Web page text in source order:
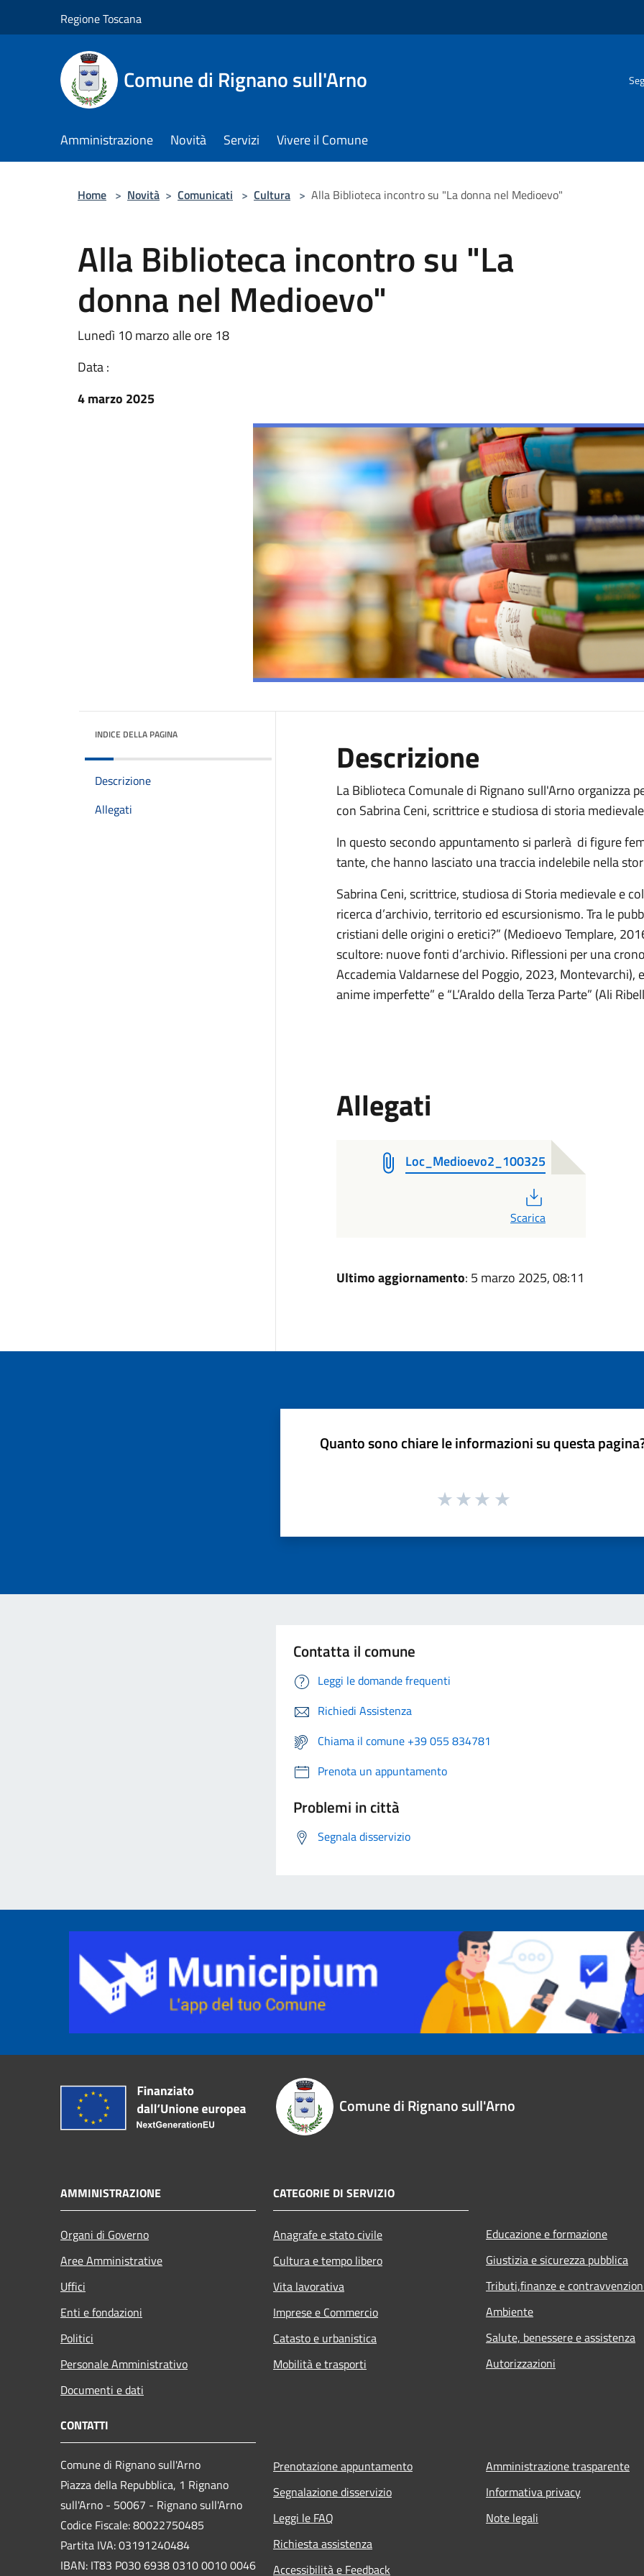
Regione Toscana
Comune di Rignano sull'Arno
Amministrazione Novità Servizi Vivere il Comune
Home > Novità > Comunicati > Cultura > Alla Biblioteca incontro su "La donna nel Medioevo"
Alla Biblioteca incontro su "La
donna nel Medioevo"
Lunedì 10 marzo alle ore 18
Data :
4 marzo 2025
INDICE DELLA PAGINA
Descrizione
Allegati
Descrizione
La Biblioteca Comunale di Rignano sull'Arno organizza
con Sabrina Ceni, scrittrice e studiosa distoria
In questo secondo appuntamento si parlerà di figure
tante, che hanno lasciato una traccia indelebile nella
Sabrina Ceni, scrittrice, studiosa di Storia medievale e
ricerca d’archivio, territorio ed escursionismo. Tra le
cristiani delle origini o eretici?” (Medioevo Templare,
scultore: nuove fonti d’archivio. Riflessioni per una
Accademia Valdarnese del Poggio, 2023, Montevarchi),
anime imperfette” e “L’Araldo della Terza Parte” (Ali
Allegati
Loc_Medioevo2_100325
Scarica
Ultimo aggiornamento: 5 marzo 2025, 08:11
Quanto sono chiare le informazioni su questa
Contatta il comune
Leggi le domande frequenti
Richiedi Assistenza
Chiama il comune +39 055 834781
Prenota un appuntamento
Problemi in città
Segnala disservizio
Comune di Rignano sull'Arno
AMMINISTRAZIONE
Organi di Governo
Aree Amministrative
Uffici
Enti e fondazioni
Politici
Personale Amministrativo
Documenti e dati
CATEGORIE DI SERVIZIO
Anagrafe e stato civile
Cultura e tempo libero
Vita lavorativa
Imprese e Commercio
Catasto e urbanistica
Mobilità e trasporti
Educazione e formazione
Giustizia e sicurezza pubblica
Tributi,finanze e
Ambiente
Salute, benessere e assistenza
Autorizzazioni
CONTATTI
Comune di Rignano sull'Arno
Piazza della Repubblica, 1 Rignano
sull'Arno - 50067 - Rignano sull'Arno
Codice Fiscale: 80022750485
Partita IVA: 03191240484
IBAN: IT83 P030 6938 0310 0010 0046
Prenotazione appuntamento
Segnalazione disservizio
Leggi le FAQ
Richiesta assistenza
Accessibilità e Feedback
Amministrazione trasparente
Informativa privacy
Note legali